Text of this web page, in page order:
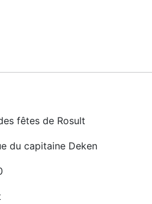
fêtes de Rosult
du capitaine Deken